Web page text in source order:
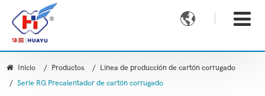

Inicio Productos
Línea de producción de cartón corrugado
Serie RG Precalentador de cartón corrugado